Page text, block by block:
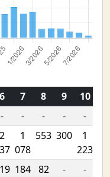
6 7 8 9 10
- - - - -
2
1
078
553 300
1
223
184 82 - -